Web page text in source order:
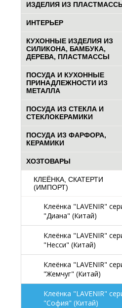
ИЗДЕЛИЯ ИЗ
ИНТЕРЬЕР
КУХОННЫЕ ИЗДЕЛИЯ ИЗ
СИЛИКОНА, БАМБУКА,
ДЕРЕВА, ПЛАСТМАССЫ
ПОСУДА И КУХОННЫЕ
ПРИНАДЛЕЖНОСТИ ИЗ
МЕТАЛЛА
ПОСУДА ИЗ СТЕКЛА И
СТЕКЛОКЕРАМИКИ
ПОСУДА ИЗ ФАРФОРА,
КЕРАМИКИ
ХОЗТОВАРЫ
КЛЕЁНКА, СКАТЕРТИ
(ИМПОРТ)
Клеёнка "LAVENIR"
"Диана" (Китай)
Клеёнка "LAVENIR"
"Несси" (Китай)
Клеёнка "LAVENIR"
"Жемчуг" (Китай)
Клеёнка "LAVENIR"
"София" (Китай)